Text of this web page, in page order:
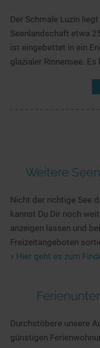
Der Schmale Luzin
Seenlandschaft etwa
ist eingebettet in ein
glazialer Rinnensee.
Weitere
Nicht der richtige See
kannst Du Dir noch
anzeigen lassen und
Freizeitangeboten
» Hier geht es zum
Durchstöbere unsere
günstigen